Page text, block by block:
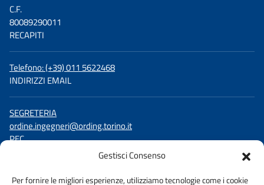
Gestisci Consenso
Per fornire le migliori esperienze, utilizziamo tecnologie come i cookie
C.F.
80089290011
RECAPITI
Telefono: (+39) 011 5622468
INDIRIZZI EMAIL
SEGRETERIA
ordine.ingegneri@ording.torino.it
PEC
ordine.torino@ingpec.eu